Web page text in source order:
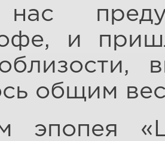
и
общим
эпопея